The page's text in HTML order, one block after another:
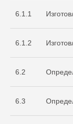
6.1.1
6.1.2
6.2
6.3
Nº ИЛ-РОС-001691.
Nº POCC